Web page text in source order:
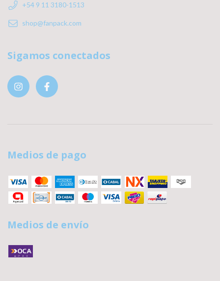
+54 9 11 3180-1513
shop@fanpack.com
Sigamos conectados
Medios de pago
Medios de envío